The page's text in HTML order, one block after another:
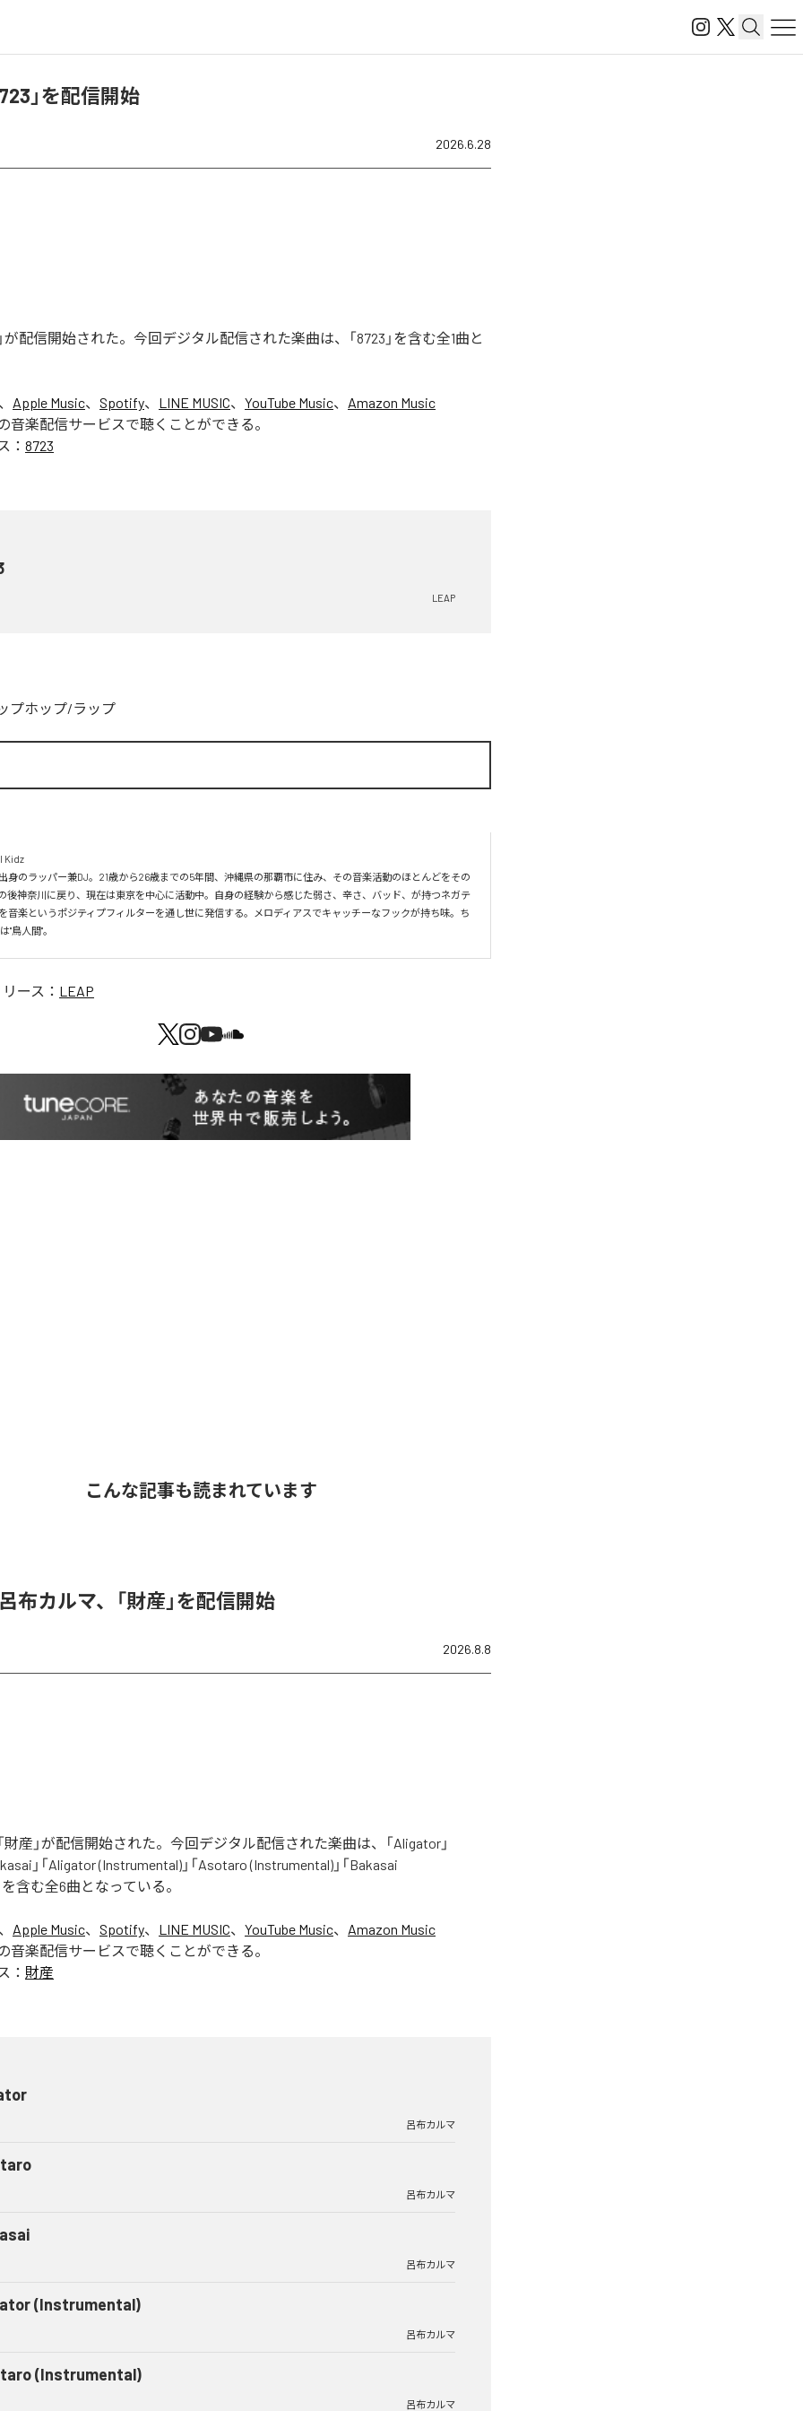
」を配信開始
2026.6.28
が配信開始された。今回デジタル配信された楽曲は、「8723」を含む全1曲と
Apple Music、 Spotify、 LINE MUSIC、 YouTube Music、 Amazon Music
音楽配信サービスで聴くことができる。
： 8723
LEAP
プホップ/ラップ
Kidz
身のラッパー兼DJ。21歳から26歳までの5年間、沖縄県の那覇市に住み、その音楽活動のほとんどをその
後神奈川に戻り、現在は東京を中心に活動中。自身の経験から感じた弱さ、辛さ、バッド、が持つネガテ
音楽というポジティプフィルターを通し世に発信する。メロディアスでキャッチーなフックが持ち味。ち
"鳥人間"。
ース： LEAP
こんな記事も読まれています
布カルマ、「財産」を配信開始
2026.8.8
財産」が配信開始された。今回デジタル配信された楽曲は、「Aligator」
」「Aligator (Instrumental)」「Asotaro (Instrumental)」「Bakasai
を含む全6曲となっている。
Apple Music、 Spotify、 LINE MUSIC、 YouTube Music、 Amazon Music
音楽配信サービスで聴くことができる。
： 財産
呂布カルマ
呂布カルマ
呂布カルマ
(Instrumental)
呂布カルマ
(Instrumental)
呂布カルマ